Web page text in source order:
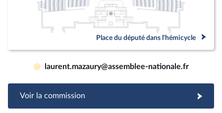
Place du député dans l'hémicycle
@ laurent.mazaury@assemblee-nationale.fr
Voir la commission